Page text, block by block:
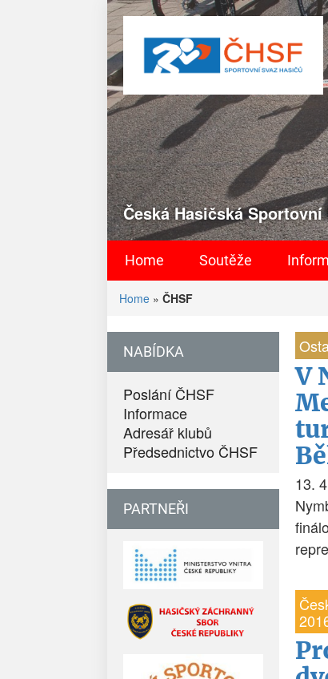
Česká Hasičská
Home Soutěže
Home » ČHSF
NABÍDKA
Poslání ČHSF
Informace
Adresář klubů
Předsednictvo ČHSF
PARTNEŘI
V
13.